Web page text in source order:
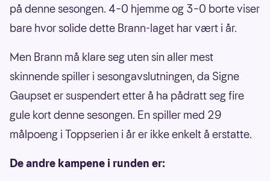
på denne sesongen. 4–0 hjemme og 3–0 borte viser
bare hvor solide dette Brann-laget har vært i år.
Men Brann må klare seg uten sin aller mest
skinnende spiller i sesongavslutningen, da Signe
Gaupset er suspendert etter å ha pådratt seg fire
gule kort denne sesongen. En spiller med 29
målpoeng i Toppserien i år er ikke enkelt å erstatte.
De andre kampene i runden er: